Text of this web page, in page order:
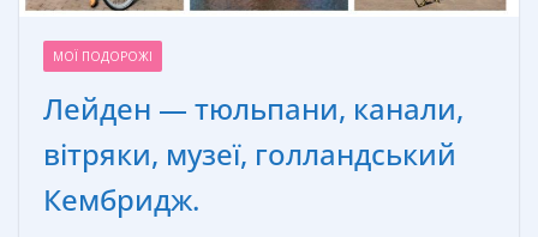
МОЇ ПОДОРОЖІ
Лейден — тюльпани, канали,
вітряки, музеї, голландський
Кембридж.